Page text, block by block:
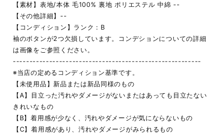
【素材】表地/本体 毛100% 裏地 ポリエステル 中綿 --
【その他詳細】--
【コンディション】ランク：B
袖のボタンが2つ欠損しています。コンデションについての詳細
は画像をご参照ください。
---------------------------------------------------------
※当店の定めるコンディション基準です。
【未使用品】新品または新品同様のもの
【A】目立った汚れやダメージがないまたはあっても目立たない
きれいなもの
【B】着用感が少なく、汚れやダメージが気にならないもの
【C】着用感があり、汚れやダメージがみられるもの